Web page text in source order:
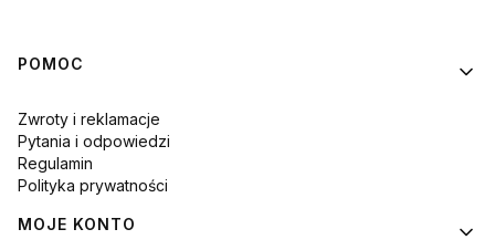
Linki w stopce
POMOC
Zwroty i reklamacje
Pytania i odpowiedzi
Regulamin
Polityka prywatności
MOJE KONTO